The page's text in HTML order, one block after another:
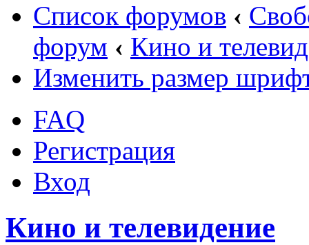
Список форумов ‹
форум ‹ Кино и
Изменить размер
FAQ
Регистрация
Вход
Кино и телевидение